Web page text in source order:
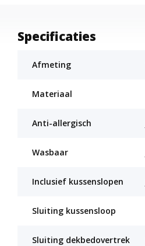
Specificaties
Afmeting
Materiaal
Anti-allergisch
Wasbaar
Inclusief kussenslopen
Sluiting kussensloop
Sluiting dekbedovertrek